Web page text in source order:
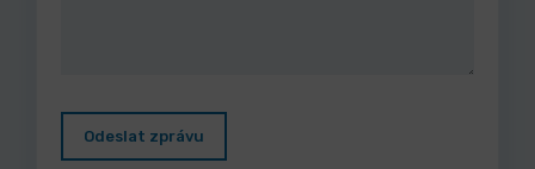
Odeslat zprávu